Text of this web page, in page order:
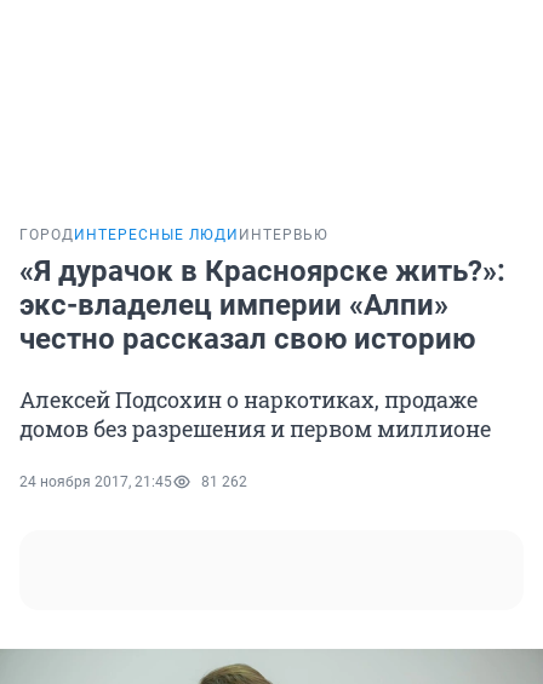
ГОРОД ИНТЕРЕСНЫЕ ЛЮДИ ИНТЕРВЬЮ
«Я дурачок в Красноярске жить?»:
экс-владелец империи «Алпи»
честно рассказал свою историю
Алексей Подсохин о наркотиках, продаже
домов без разрешения и первом миллионе
24 ноября 2017, 21:45 81 262